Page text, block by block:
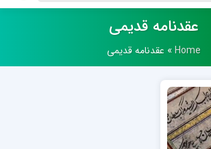
عقدنامه قدیمی
Home
» عقدنامه قدیمی